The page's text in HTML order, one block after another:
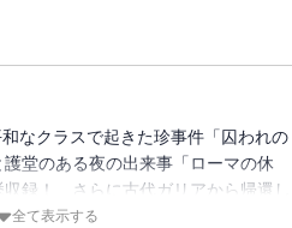
なクラスで起きた珍事件「囚われの
堂のある夜の出来事「ローマの休
録！ さらに古代ガリアから帰還し
は、かつて倒したはずの宿敵たち
全て表示する